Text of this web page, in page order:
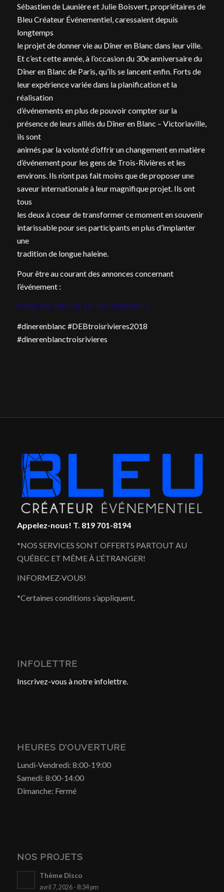
Sébastien de Launière et Julie Boisvert, propriétaires de
Bleu Créateur Événementiel, caressaient depuis
longtemps
le projet de donner vie au Dîner en Blanc dans leur ville.
Et c’est cette année, à l’occasion du 30e anniversaire du
Dîner en Blanc de Paris, qu’ils se lancent enfin. Forts de
leur expérience variée dans la planification et la
réalisation
d’événements en plus de pouvoir compter sur la
présence de leurs alliés du Dîner en Blanc – Victoriaville,
ils sont
animés par la volonté d’offrir un changement en matière
d’événement pour les gens de Trois-Rivières et les
environs. Ils n’ont pas fait moins que de proposer une
saveur internationale à leur magnifique projet. Ils ont
tous
les deux à coeur de transformer ce moment en souvenir
intarissable pour ses participants en plus d’implanter
une
tradition de longue haleine.
Pour être au courant des annonces concernant
l’événement :
PAGE FACEBOOK DE L’ÉVÉNEMENT
#dinerenblanc #DEBtroisrivieres2018
#dinerenblanctroisrivieres
Appelez-nous! T. 819 701-8194
*NOS SERVICES SONT OFFERTS PARTOUT AU
QUÉBEC ET MÊME À L’ÉTRANGER!
INFORMEZ-VOUS!
*Certaines conditions s’appliquent.
INFOLETTRE
Inscrivez-vous à notre infolettre.
HEURES D’OUVERTURE
Lundi-Vendredi: 8:00-19:00
Samedi: 8:00-14:00
Dimanche: Fermé
NOS PROJETS
Thème Disco
avril 7, 2026 - 8:34 pm